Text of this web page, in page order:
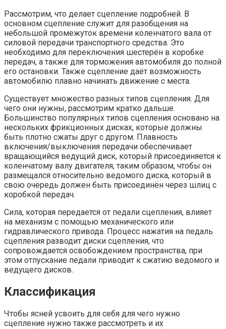
Рассмотрим, что делает сцепление подробней. В
основном сцепление служит для разобщения на
небольшой промежуток времени коленчатого вала от
силовой передачи транспортного средства. Это
необходимо для переключения шестерён в коробке
передач, а также для торможения автомобиля до полной
его остановки. Также сцепление даёт возможность
автомобилю плавно начинать движение с места.
Существует множество разных типов сцепления. Для
чего они нужны, рассмотрим кратко дальше.
Большинство популярных типов сцепления основано на
нескольких фрикционных дисках, которые должны
быть плотно сжаты друг с другом. Плавность
включения/выключения передачи обеспечивает
вращающийся ведущий диск, который присоединяется к
коленчатому валу двигателя, таким образом, чтобы он
размещался относительно ведомого диска, который в
свою очередь должен быть присоединён через шлиц с
коробкой передач.
Сила, которая передается от педали сцепления, влияет
на механизм с помощью механического или
гидравлического привода. Процесс нажатия на педаль
сцепления разводит диски сцепления, что
сопровождается освобождением пространства, при
этом отпускание педали приводит к сжатию ведомого и
ведущего дисков.
Классификация
Чтобы ясней усвоить для себя для чего нужно
сцепление нужно также рассмотреть и их